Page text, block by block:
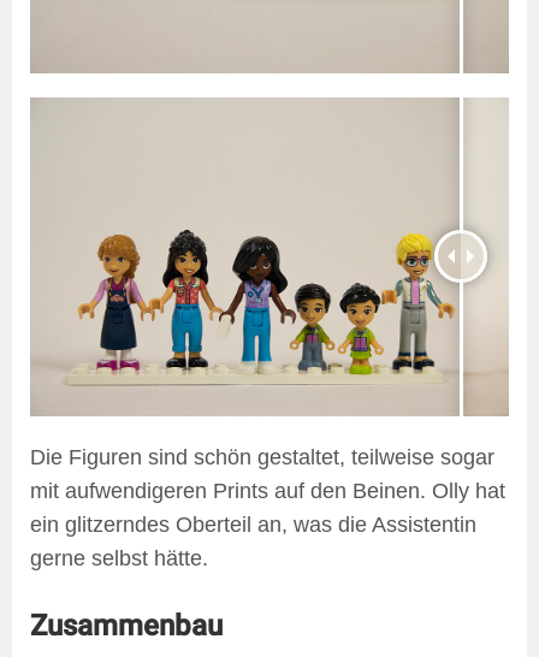
Die Figuren sind schön gestaltet, teilweise sogar
mit aufwendigeren Prints auf den Beinen. Olly hat
ein glitzerndes Oberteil an, was die Assistentin
gerne selbst hätte.
Zusammenbau